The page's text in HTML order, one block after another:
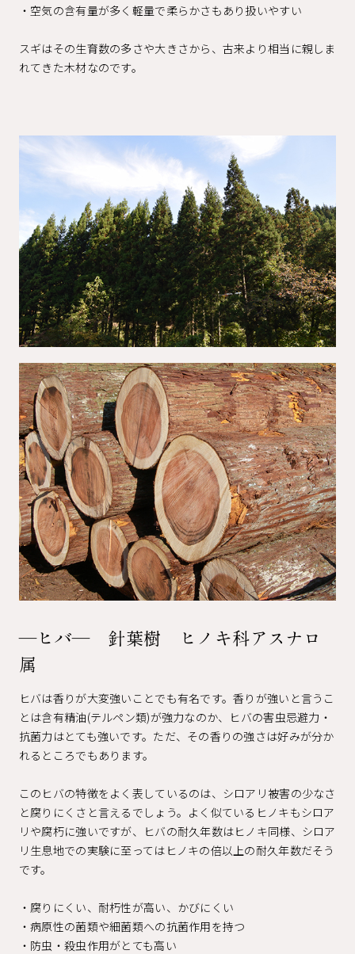
・空気の含有量が多く軽量で柔らかさもあり扱いやすい
スギはその生育数の多さや大きさから、古来より相当に親しま
れてきた木材なのです。
―ヒバ― 針葉樹 ヒノキ科アスナロ
属
ヒバは香りが大変強いことでも有名です。香りが強いと言うこ
とは含有精油(テルペン類)が強力なのか、ヒバの害虫忌避力・
抗菌力はとても強いです。ただ、その香りの強さは好みが分か
れるところでもあります。
このヒバの特徴をよく表しているのは、シロアリ被害の少なさ
と腐りにくさと言えるでしょう。よく似ているヒノキもシロア
リや腐朽に強いですが、ヒバの耐久年数はヒノキ同様、シロア
リ生息地での実験に至ってはヒノキの倍以上の耐久年数だそう
です。
・腐りにくい、耐朽性が高い、かびにくい
・病原性の菌類や細菌類への抗菌作用を持つ
・防虫・殺虫作用がとても高い